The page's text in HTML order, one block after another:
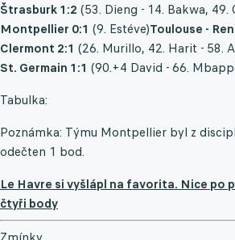
Štrasburk 1:2 (53. Dieng - 14. Bakwa, 49.
Montpellier 0:1 (9. Estéve)Toulouse -
Clermont 2:1 (26. Murillo, 42. Harit - 58.
St. Germain 1:1 (90.+4 David - 66.
Tabulka:
Poznámka: Týmu Montpellier byl z
odečten 1 bod.
Le Havre si vyšlápl na favorita. Nice po
čtyři body